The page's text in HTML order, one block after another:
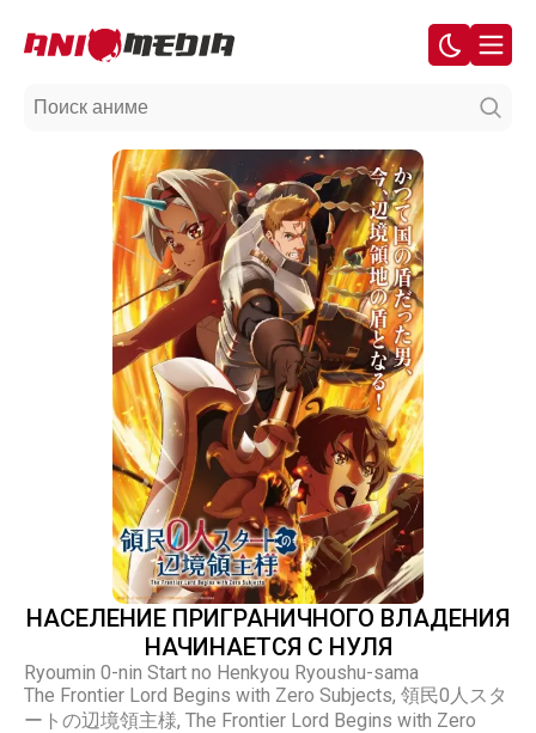
НАСЕЛЕНИЕ ПРИГРАНИЧНОГО ВЛАДЕНИЯ
НАЧИНАЕТСЯ С НУЛЯ
Ryoumin 0-nin Start no Henkyou Ryoushu-sama
The Frontier Lord Begins with Zero Subjects, 領民0人スタ
ートの辺境領主様, The Frontier Lord Begins with Zero